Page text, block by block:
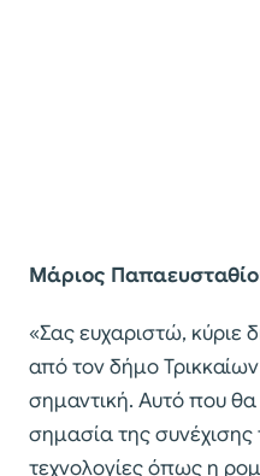
Μάριος
«Σας ευχαριστώ, κύριε
από τον δήμο
σημαντική. Αυτό που θα
σημασία της
τεχνολογίες όπως η